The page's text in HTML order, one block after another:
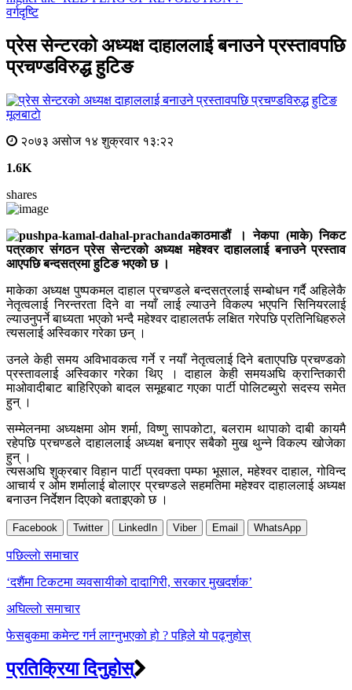
वर्गदृष्टि
प्रेस सेन्टरको अध्यक्ष दाहाललाई बनाउने प्रस्तावपछि
प्रचण्डविरुद्ध हुटिङ
मूलबाटाे
२०७३ असोज १४ शुक्रवार १३:२२
1.6K
shares
काठमाडौं । नेकपा (माके) निकट
पत्रकार संगठन प्रेस सेन्टरको अध्यक्ष महेश्वर दाहाललाई बनाउने प्रस्ताव
आएपछि बन्दसत्रमा हुटिङ भएको छ ।
माकेका अध्यक्ष पुष्पकमल दाहाल प्रचण्डले बन्दसत्रलाई सम्बोधन गर्दै अहिलेकै
नेतृत्वलाई निरन्तरता दिने वा नयाँ लाई ल्याउने विकल्प भएपनि सिनियरलाई
ल्याउनुपर्ने बाध्यता भएको भन्दै महेश्वर दाहालतर्फ लक्षित गरेपछि प्रतिनिधिहरुले
त्यसलाई अस्विकार गरेका छन् ।
उनले केही समय अविभावकत्व गर्ने र नयाँ नेतृत्वलाई दिने बताएपछि प्रचण्डको
प्रस्तावलाई अस्विकार गरेका थिए । दाहाल केही समयअघि क्रान्तिकारी
माओवादीबाट बाहिरिएको बादल समूहबाट गएका पार्टी पोलिटब्युरो सदस्य समेत
हुन् ।
सम्मेलनमा अध्यक्षमा ओम शर्मा, विष्णु सापकोटा, बलराम थापाको दाबी कायमै
रहेपछि प्रचण्डले दाहाललाई अध्यक्ष बनाएर सबैको मुख थुन्ने विकल्प खोजेका
हुन् ।
त्यसअघि शुक्रबार विहान पार्टी प्रवक्ता पम्फा भूसाल, महेश्वर दाहाल, गोविन्द
आचार्य र ओम शर्मालाई बोलाएर प्रचण्डले सहमतिमा महेश्वर दाहाललाई अध्यक्ष
बनाउन निर्देशन दिएको बताइएको छ ।
Facebook Twitter LinkedIn Viber Email WhatsApp
Post
navigation
पछिल्लाे समाचार
‘दशैंमा टिकटमा व्यवसायीको दादागिरी, सरकार मुखदर्शक’
अघिल्लाे समाचार
फेसबुकमा कमेन्ट गर्न लाग्नुभएको हो ? पहिले यो पढ्नुहोस्
प्रतिक्रिया दिनुहोस्